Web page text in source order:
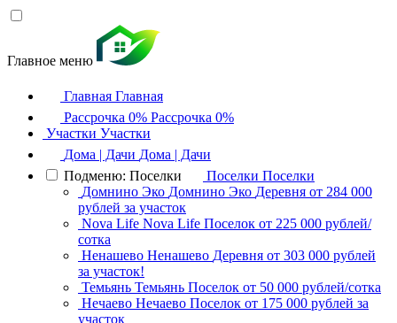
Главное меню
Главная Главная
Рассрочка 0% Рассрочка 0%
Участки Участки
Дома | Дачи Дома | Дачи
Подменю: Поселки
Поселки Поселки
Домнино Эко Домнино Эко Деревня от 284 000
рублей за участок
Nova Life Nova Life Поселок от 225 000 рублей/
сотка
Ненашево Ненашево Деревня от 303 000 рублей
за участок!
Темьянь Темьянь Поселок от 50 000 рублей/сотка
Нечаево Нечаево Поселок от 175 000 рублей за
участок